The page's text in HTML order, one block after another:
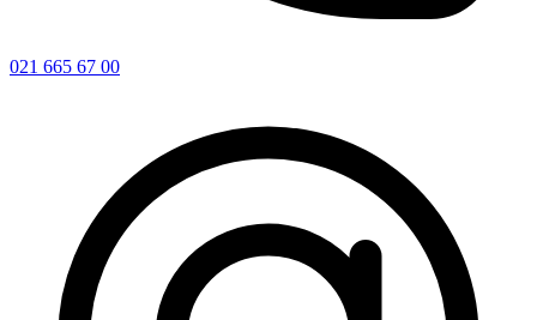
021 665 67 00